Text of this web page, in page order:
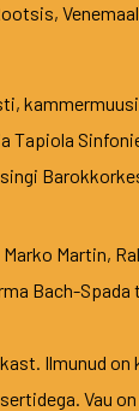
Tapiola
Martin,
Bach-
Ilmunud on
Vau